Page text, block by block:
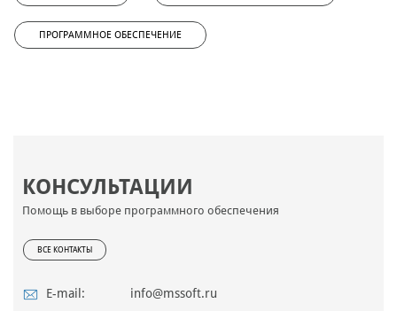
КОНСУЛЬТАЦИИ
Помощь в выборе программного обеспечения
ВСЕ КОНТАКТЫ
E-mail: info@mssoft.ru
ПРОГРАММНОЕ ОБЕСПЕЧЕНИЕ